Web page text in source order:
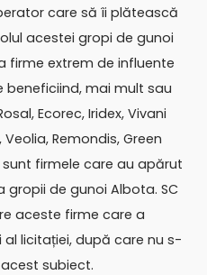
care să îi plătească
acestei gropi de gunoi
firme extrem de influente
beneficiind, mai mult sau
Ecorec, Iridex, Vivani
Remondis, Green
sunt firmele care au apărut
de gunoi Albota. SC
aceste firme care a
licitației, după care nu s-
subiect.